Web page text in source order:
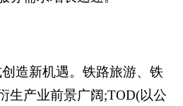
造新机遇。铁路旅游、铁
生产业前景广阔;TOD(以公